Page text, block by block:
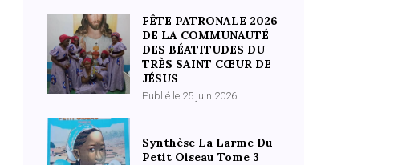
FÊTE PATRONALE 2026
DE LA COMMUNAUTÉ
DES BÉATITUDES DU
TRÈS SAINT CŒUR DE
JÉSUS
Publié le 25 juin 2026
Synthèse La Larme Du
Petit Oiseau Tome 3